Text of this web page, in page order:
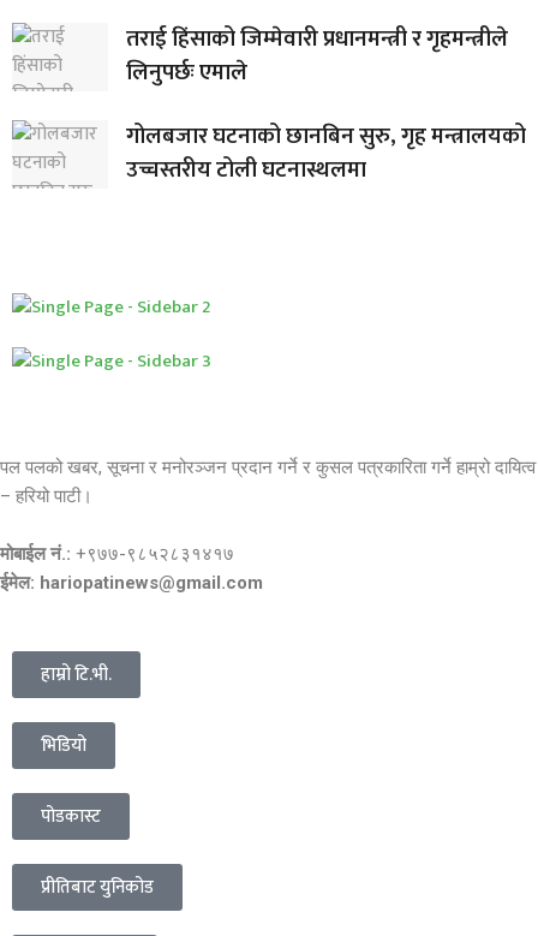
तराई हिंसाको जिम्मेवारी प्रधानमन्त्री र गृहमन्त्रीले
लिनुपर्छः एमाले
गोलबजार घटनाको छानबिन सुरु, गृह मन्त्रालयको
उच्चस्तरीय टोली घटनास्थलमा
पल पलको खबर, सूचना र मनोरञ्जन प्रदान गर्ने र कुसल पत्रकारिता गर्ने हाम्रो दायित्व
– हरियो पाटी।
मोबाईल नं.: +९७७-९८५२८३१४१७
ईमेल: hariopatinews@gmail.com
हाम्रो टि.भी.
भिडियो
पोडकास्ट
प्रीतिबाट युनिकोड